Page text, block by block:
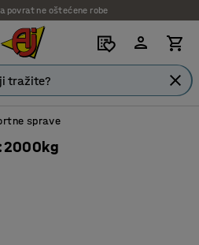
povrat ne oštećene robe
sprave